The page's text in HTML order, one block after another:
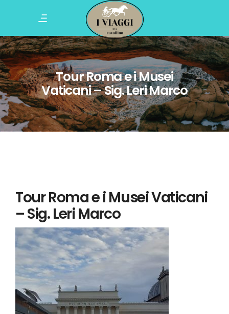
Tour Roma e i Musei
Vaticani – Sig. Leri Marco
Tour Roma e i Musei Vaticani
– Sig. Leri Marco